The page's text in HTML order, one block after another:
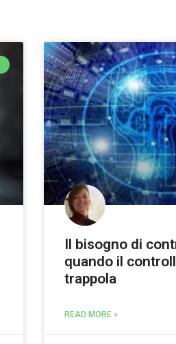
Il bisogno di
quando il
trappola
READ MORE »